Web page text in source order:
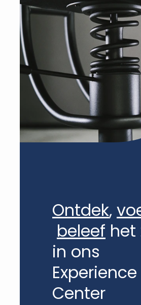
Ontdek,
beleef het
in ons
Experience
Center